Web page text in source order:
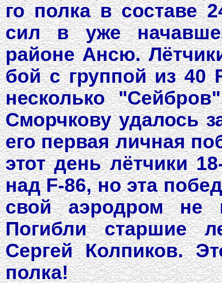
го полка в составе
сил в уже
районе Ансю.
бой с группой из 40
несколько
Сморчкову удалось
его первая личная
этот день лётчики
над F-86, но эта
свой аэродром не
Погибли старшие
Сергей Колпиков.
полка!